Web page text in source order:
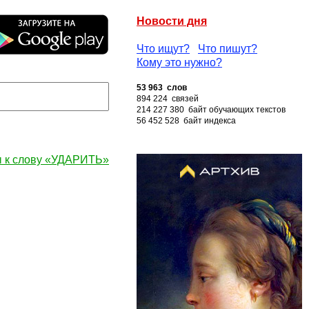
Новости дня
Что ищут?
Что пишут?
Кому это нужно?
53 963 слов
894 224 связей
214 227 380 байт обучающих текстов
56 452 528 байт индекса
к слову «УДАРИТЬ»